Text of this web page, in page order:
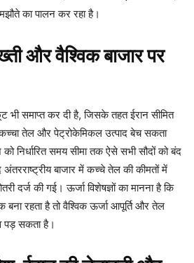
का पालन कर रहा है।
और वैश्विक बाजार पर
भी समाप्त कर दी है, जिसके तहत ईरान सीमित
तेल और पेट्रोकेमिकल उत्पाद बेच सकता
निर्धारित समय सीमा तक ऐसे सभी सौदों को बंद
बाजार में कच्चे तेल की कीमतों में
दर्ज की गई। ऊर्जा विशेषज्ञों का मानना है कि
रहता है तो वैश्विक ऊर्जा आपूर्ति और तेल
पड़ सकता है।